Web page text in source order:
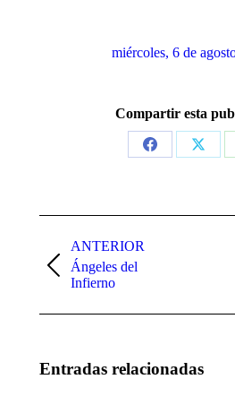
miércoles, 6 de
Compartir esta
Share
Share
entre
publicaciones
ANTERIOR
Publicación
anterior:
Ángeles del
Infierno
Entradas relacionadas